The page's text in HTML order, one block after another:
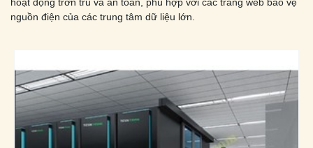
nguồn điện của các trung tâm dữ liệu lớn.